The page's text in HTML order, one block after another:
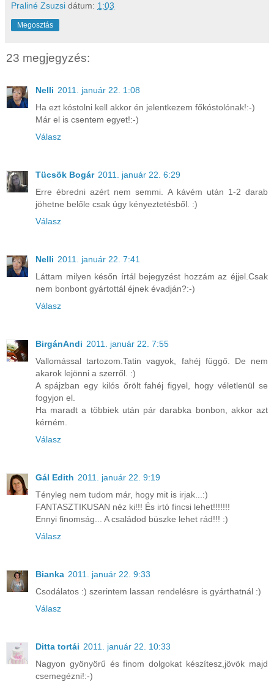
Praliné Zsuzsi dátum: 1:03
Megosztás
23 megjegyzés:
Nelli 2011. január 22. 1:08
Ha ezt kóstolni kell akkor én jelentkezem főkóstolónak!:-)
Már el is csentem egyet!:-)
Válasz
Tücsök Bogár 2011. január 22. 6:29
Erre ébredni azért nem semmi. A kávém után 1-2 darab
jöhetne belőle csak úgy kényeztetésből. :)
Válasz
Nelli 2011. január 22. 7:41
Láttam milyen későn írtál bejegyzést hozzám az éjjel.Csak
nem bonbont gyártottál éjnek évadján?:-)
Válasz
BirgánAndi 2011. január 22. 7:55
Vallomással tartozom.Tatin vagyok, fahéj függő. De nem
akarok lejönni a szerről. :)
A spájzban egy kilós őrölt fahéj figyel, hogy véletlenül se
fogyjon el.
Ha maradt a többiek után pár darabka bonbon, akkor azt
kérném.
Válasz
Gál Edith 2011. január 22. 9:19
Tényleg nem tudom már, hogy mit is irjak...:)
FANTASZTIKUSAN néz ki!!! És irtó fincsi lehet!!!!!!!
Ennyi finomság... A családod büszke lehet rád!!! :)
Válasz
Bianka 2011. január 22. 9:33
Csodálatos :) szerintem lassan rendelésre is gyárthatnál :)
Válasz
Ditta tortái 2011. január 22. 10:33
Nagyon gyönyörű és finom dolgokat készítesz,jövök majd
csemegézni!:-)